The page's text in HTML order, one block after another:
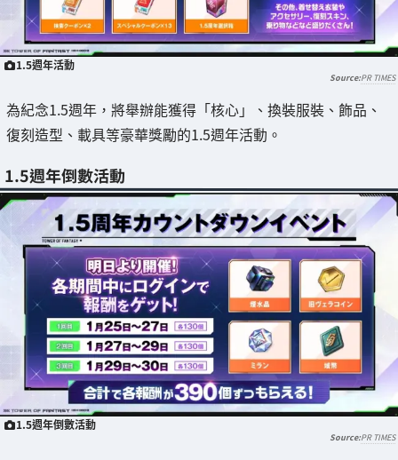
1.5週年活動
PR TIMES
為紀念1.5週年，將舉辦能獲得「核心」、換裝服裝、飾品、
復刻造型、載具等豪華獎勵的1.5週年活動。
1.5週年倒數活動
1.5週年倒數活動
PR TIMES